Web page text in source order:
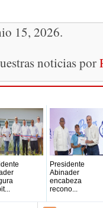
15, 2026.
noticias por
Presidente
Abinader
encabeza
recono...